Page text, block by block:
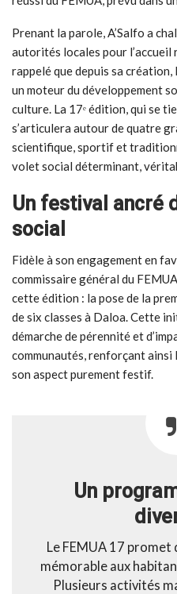
Prenant la parole, A’Salfo a
autorités locales pour l’accueil
rappelé que depuis sa création,
un moteur du développement
culture. La 17ᵉ édition, qui se
s’articulera autour de quatre
scientifique, sportif et
volet social déterminant,
Un festival ancré
social
Fidèle à son engagement en
commissaire général du
cette édition : la pose de la
de six classes à Daloa. Cette
démarche de pérennité et
communautés, renforçant
son aspect purement festif.
Un
Le FEMUA 17
mémorable aux
Plusieurs activités